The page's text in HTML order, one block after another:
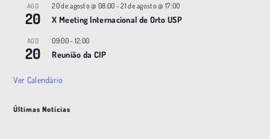
AGO
20
20 de agosto @ 08:00 -21 de agosto @ 17:00
X Meeting |nternacional de Orto USP
AGO
20
09:00- 12:00
Reunião da CIP
Ver Calendário
Últimas Notícias